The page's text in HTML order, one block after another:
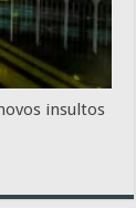
insultos